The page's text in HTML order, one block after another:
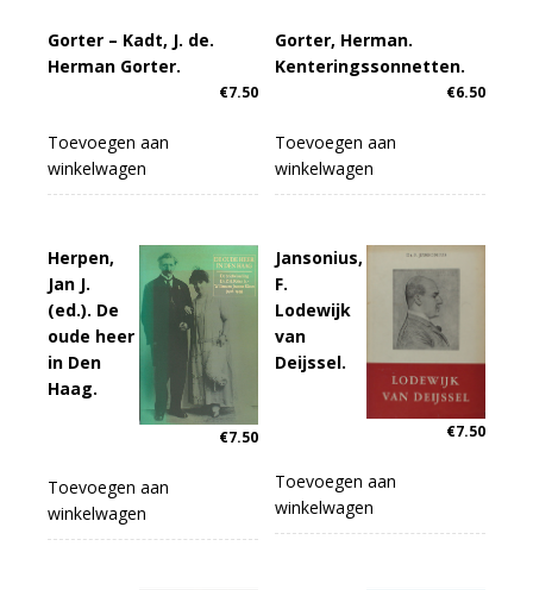
Gorter – Kadt, J. de.
Herman Gorter.
€7.50
Toevoegen aan
winkelwagen
Gorter, Herman.
Kenteringssonnetten.
€6.50
Toevoegen aan
winkelwagen
Herpen,
Jan J.
(ed.). De
oude heer
in Den
Haag.
€7.50
Toevoegen aan
winkelwagen
Jansonius,
F.
Lodewijk
van
Deijssel.
€7.50
Toevoegen aan
winkelwagen